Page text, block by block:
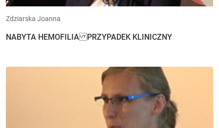
Zdziarska Joanna
NABYTA HEMOFILIA PRZYPADEK KLINICZNY